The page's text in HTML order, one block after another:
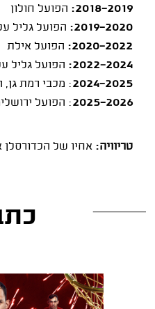
2018-2019:
הפועל חולון
2019-2020:
הפועל גליל
2020-2022:
הפועל אילת
2022-2024:
הפועל גליל
2024-2025: מכבי רמת גן,
2025-2026: הפועל
טריוויה: אחיו של הכדורסלן